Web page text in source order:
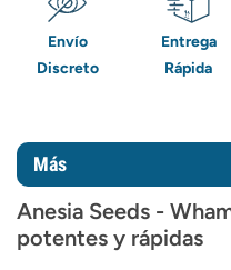
Envío
Discreto
Entrega
Rápida
Más
Anesia Seeds -
potentes y rápidas